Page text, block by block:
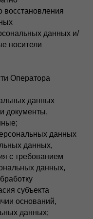
восстановления
данных и/
носители
Оператора
данных
документы,
данных
данных,
с требованием
данных,
субъекта
оснований,
данных;